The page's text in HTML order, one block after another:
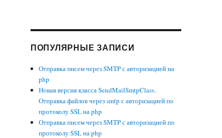
ПОПУЛЯРНЫЕ ЗАПИСИ
Отправка писем через SMTP с авторизацией на
php
Новая версия класса SendMailSmtpClass.
Отправка файлов через smtp с авторизацией по
протоколу SSL на php
Отправка писем через SMTP с авторизацией по
протоколу SSL на php